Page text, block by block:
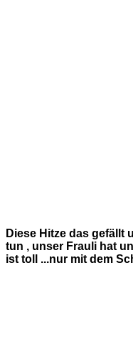
Diese Hitze das gefällt
tun , unser Frauli hat
ist toll ...nur mit dem